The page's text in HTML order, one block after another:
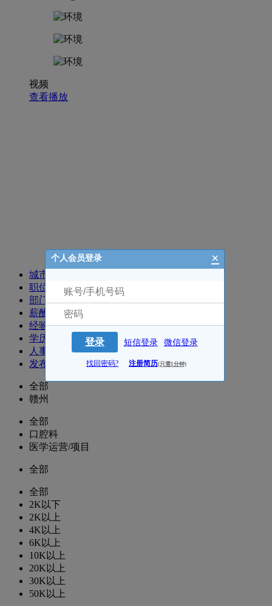
视频
查看播放
招聘职位
城市
职位
部门
薪酬
经验
学历
人事
发布时间
全部
赣州
全部
口腔科
医学运营/项目
全部
全部
2K以下
2K以上
4K以上
6K以上
10K以上
20K以上
30K以上
50K以上
个人会员登录 ×
登录 短信登录 微信登录
找回密码? 注册简历(只需1分钟)